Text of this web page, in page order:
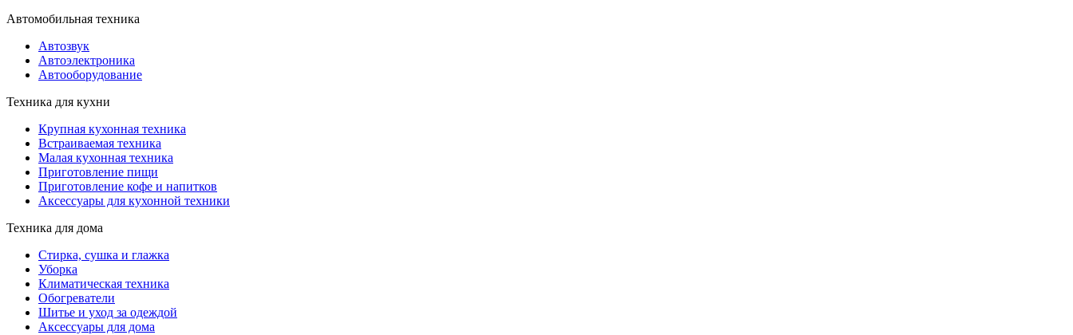
Автомобильная техника
Автозвук
Автоэлектроника
Автооборудование
Техника для кухни
Крупная кухонная техника
Встраиваемая техника
Малая кухонная техника
Приготовление пищи
Приготовление кофе и напитков
Аксессуары для кухонной техники
Техника для дома
Стирка, сушка и глажка
Уборка
Климатическая техника
Обогреватели
Шитье и уход за одеждой
Аксессуары для дома